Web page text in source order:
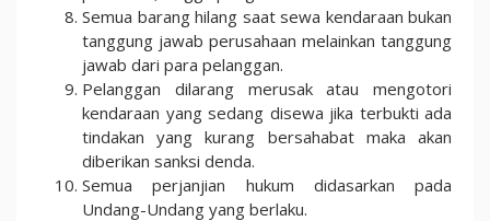
Semua barang hilang saat sewa kendaraan bukan
tanggung jawab perusahaan melainkan tanggung
jawab dari para pelanggan.
Pelanggan dilarang merusak atau mengotori
kendaraan yang sedang disewa jika terbukti ada
tindakan yang kurang bersahabat maka akan
diberikan sanksi denda.
Semua perjanjian hukum didasarkan pada
Undang-Undang yang berlaku.